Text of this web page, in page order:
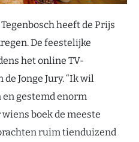
heeft de Prijs
De feestelijke
het online TV-
Jonge Jury. “Ik wil
gestemd enorm
boek de meeste
ruim tienduizend